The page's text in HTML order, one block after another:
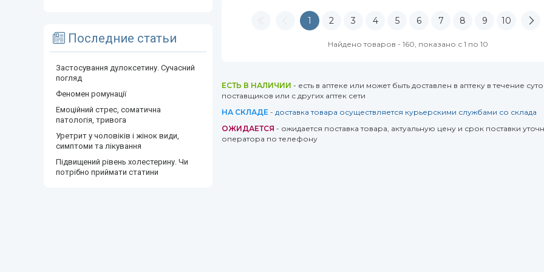
Последние статьи
Застосування дулоксетину. Сучасний
погляд
Феномен ромунації
Емоційний стрес, соматична
патологія, тривога
Уретрит у чоловіків і жінок види,
симптоми та лікування
Підвищений рівень холестерину. Чи
потрібно приймати статини
1 2 3 4 5 6 7 8 9 10
Найдено товаров - 160, показано с 1 по 10
ЕСТЬ В НАЛИЧИИ - есть в аптеке или может быть доставлен в аптеку в течение
поставщиков или с других аптек сети
НА СКЛАДЕ- доставка товара осуществляется курьерскими службами со склада
ОЖИДАЕТСЯ - ожидается поставка товара, актуальную цену и срок поставки
оператора по телефону